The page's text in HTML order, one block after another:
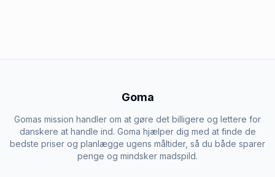
Goma
Gomas mission handler om at gøre det billigere og lettere for
danskere at handle ind. Goma hjælper dig med at finde de
bedste priser og planlægge ugens måltider, så du både sparer
penge og mindsker madspild.